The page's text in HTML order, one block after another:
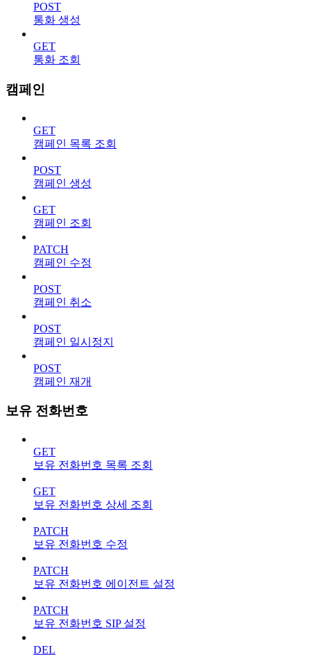
POST
통화 생성
GET
통화 조회
캠페인
GET
캠페인 목록 조회
POST
캠페인 생성
GET
캠페인 조회
PATCH
캠페인 수정
POST
캠페인 취소
POST
캠페인 일시정지
POST
캠페인 재개
보유 전화번호
GET
보유 전화번호 목록 조회
GET
보유 전화번호 상세 조회
PATCH
보유 전화번호 수정
PATCH
보유 전화번호 에이전트 설정
PATCH
보유 전화번호 SIP 설정
DEL